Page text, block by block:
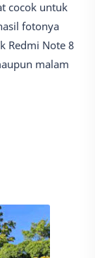
cocok untuk
fotonya
Redmi Note 8
malam